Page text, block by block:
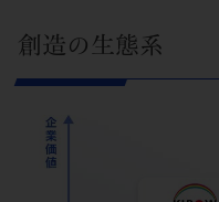
創造の生態系